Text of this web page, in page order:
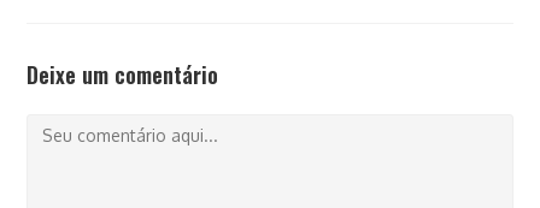
Deixe um comentário
Comentário